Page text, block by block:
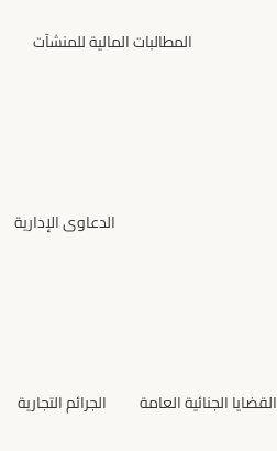
المطالبات المالية للمنشآت
الدعاوى الإدارية
القضايا الجنائية العامة الجرائم التجارية